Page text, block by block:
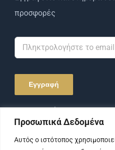
Προσωπικά Δεδομένα
Αυτός ο ιστότοπος
προσφορές
Αποδέχομαι την
Όρους Χρήσης.